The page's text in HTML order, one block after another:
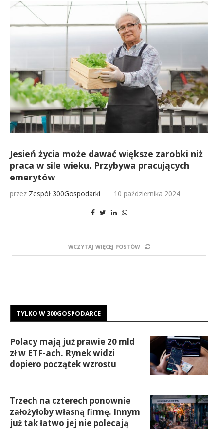
Jesień życia może dawać większe zarobki niż
praca w sile wieku. Przybywa pracujących
emerytów
przez Zespół 300Gospodarki 10 października 2024
WCZYTAJ WIĘCEJ POSTÓW
TYLKO W 300GOSPODARCE
Polacy mają już prawie 20 mld
zł w ETF-ach. Rynek widzi
dopiero początek wzrostu
Trzech na czterech ponownie
założyłoby własną firmę. Innym
już tak łatwo jej nie polecają